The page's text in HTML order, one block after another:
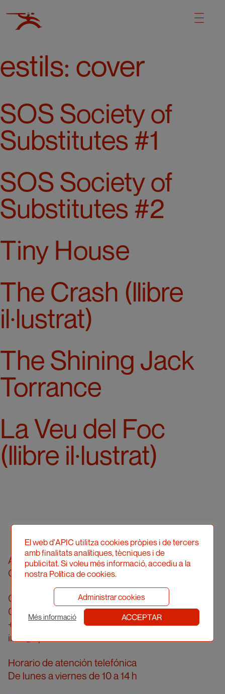
estils: cover
SOS Society of
Substitutes #1
SOS Society of
Substitutes #2
Tiny House
The Crash (llibre
il·lustrat)
The Shining Jack
Torrance
La Veu del Foc
(llibre il·lustrat)
Asociació Professional d'Il·lustradors de
Catalunya
Calle Londres, 96, pral. 2a
08036 Barcelona
+34 934 161 474
info@apic.cat
Horario de atención telefónica
De lunes a viernes de 10 a 14 h
El web d'APIC utilitza cookies pròpies i de tercers
amb finalitats analítiques, tècniques i de
publicitat. Si voleu més informació, accediu a la
nostra Política de cookies.
Administrar cookies
Més informació ACCEPTAR